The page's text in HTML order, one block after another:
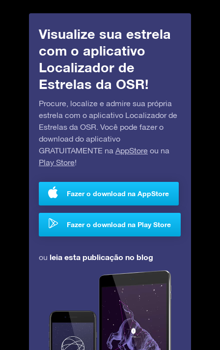
Visualize sua estrela
com o aplicativo
Localizador de
Estrelas da OSR!
Procure, localize e admire sua própria
estrela com o aplicativo Localizador de
Estrelas da OSR. Você pode fazer o
download do aplicativo
GRATUITAMENTE na AppStore ou na
Play Store!
Fazer o download na AppStore
Fazer o download na Play Store
ou leia esta publicação no blog